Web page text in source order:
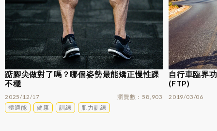
踮腳尖做對了嗎？哪個姿勢最能矯正慢性踝
不穩
2025/12/17 瀏覽數
58,903
體適能
健康 訓練 肌力訓練
自行車臨界
(FTP)
2019/03/06